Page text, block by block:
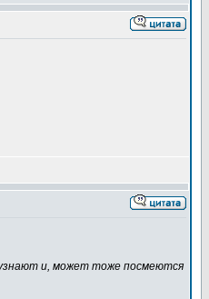
узнают и, может тоже посмеются